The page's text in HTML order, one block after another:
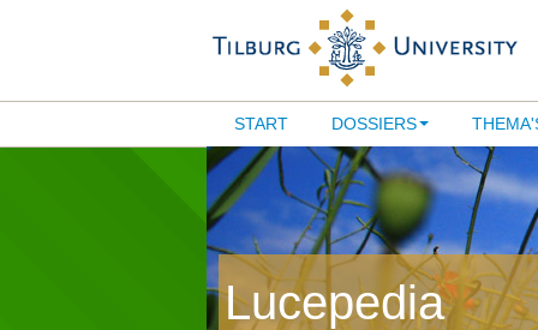
START DOSSIERS
Lucepedia